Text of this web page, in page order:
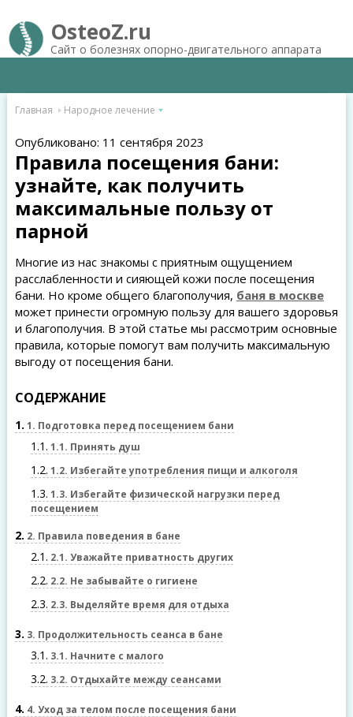
OsteoZ.ru
Сайт о болезнях опорно-двигательного аппарата
Главная Народное лечение
Опубликовано: 11 сентября 2023
Правила посещения бани:
узнайте, как получить
максимальные пользу от
парной
Многие из нас знакомы с приятным ощущением
расслабленности и сияющей кожи после посещения
бани. Но кроме общего благополучия, баня в москве
может принести огромную пользу для вашего здоровья
и благополучия. В этой статье мы рассмотрим основные
правила, которые помогут вам получить максимальную
выгоду от посещения бани.
СОДЕРЖАНИЕ
1 1. Подготовка перед посещением бани
1.1 1.1. Принять душ
1.2 1.2. Избегайте употребления пищи и алкоголя
1.3 1.3. Избегайте физической нагрузки перед
посещением
2 2. Правила поведения в бане
2.1 2.1. Уважайте приватность других
2.2 2.2. Не забывайте о гигиене
2.3 2.3. Выделяйте время для отдыха
3 3. Продолжительность сеанса в бане
3.1 3.1. Начните с малого
3.2 3.2. Отдыхайте между сеансами
4 4. Уход за телом после посещения бани